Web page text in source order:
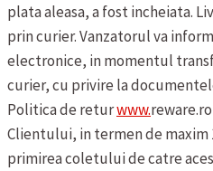
plata aleasa, a fost incheiata.
prin curier. Vanzatorul va
electronice, in momentul
curier, cu privire la
Politica de returwww.
Clientului, in termen de maxim
primirea coletului de catre